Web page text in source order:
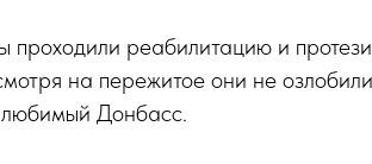
реабилитацию и
на пережитое они не
любимый Донбасс.